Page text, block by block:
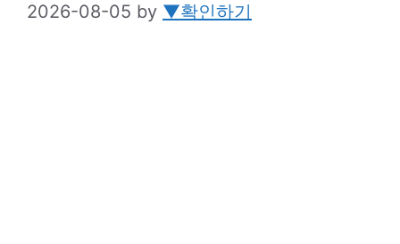
2026-08-05 by ▼확인하기